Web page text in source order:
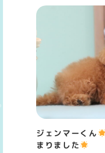
ジェンマーくん
まりました